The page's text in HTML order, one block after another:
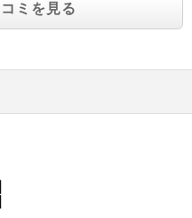
ミを見る